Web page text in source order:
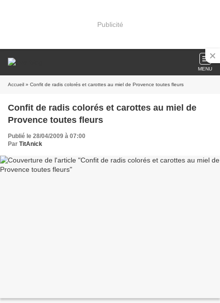
Publicité
MENU
Accueil » Confit de radis colorés et carottes au miel de Provence toutes fleurs
Confit de radis colorés et carottes au miel de
Provence toutes fleurs
Publié le 28/04/2009 à 07:00
Par TitAnick